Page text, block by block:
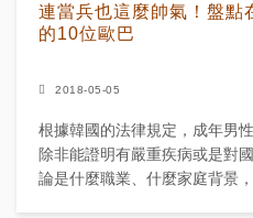
連當兵也這麼帥氣！盤點
的10位歐巴
2018-05-05
根據韓國的法律規定，成年男
除非能證明有嚴重疾病或是對
論是什麼職業、什麼家庭背景